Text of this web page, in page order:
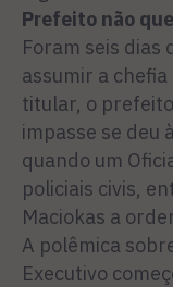
Prefeito não
Foram seis dias
assumir a
titular, o
impasse se deu
quando um
policiais civis,
Maciokas a
A polêmica
Executivo